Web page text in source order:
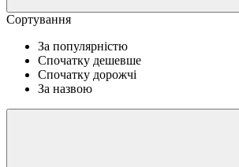
Сортування
За популярністю
Спочатку дешевше
Спочатку дорожчі
За назвою